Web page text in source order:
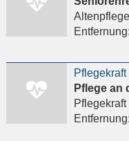
Entfernung:
Pflege an
Pflegekraft
Entfernung: